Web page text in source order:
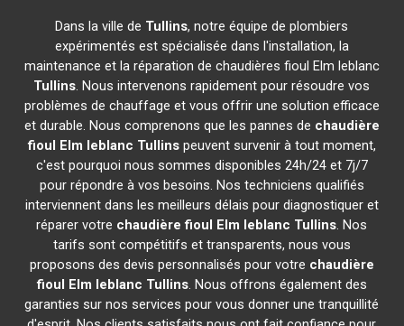
Dans la ville de Tullins, notre équipe de plombiers
expérimentés est spécialisée dans l'installation, la
maintenance et la réparation de chaudières fioul Elm leblanc
Tullins. Nous intervenons rapidement pour résoudre vos
problèmes de chauffage et vous offrir une solution efficace
et durable. Nous comprenons que les pannes de chaudière
fioul Elm leblanc Tullinspeuvent survenir à tout moment,
c'est pourquoi nous sommes disponibles 24h/24 et 7j/7
pour répondre à vos besoins. Nos techniciens qualifiés
interviennent dans les meilleurs délais pour diagnostiquer et
réparer votre chaudière fioul Elm leblanc Tullins. Nos
tarifs sont compétitifs et transparents, nous vous
proposons des devis personnalisés pour votre chaudière
fioul Elm leblanc Tullins. Nous offrons également des
garanties sur nos services pour vous donner une tranquillité